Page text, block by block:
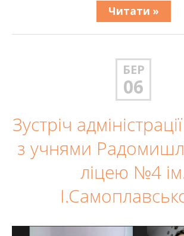
Читати »
БЕР
06
Зустріч
з учнями
ліцею №4